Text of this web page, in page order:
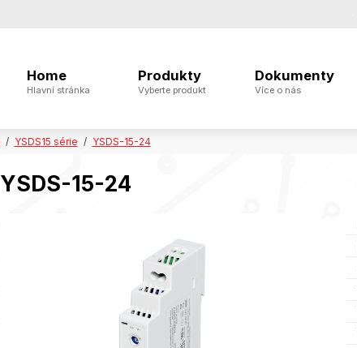
Home
Hlavní stránka
Produkty
Vyberte produkt
Dokumenty
Více o nás
YSDS15 série YSDS-15-24
YSDS-15-24